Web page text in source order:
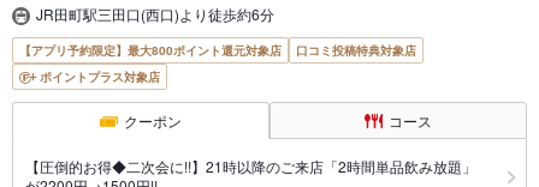
JR田町駅三田口(西口)より徒歩約6分
【アプリ予約限定】最大800ポイント還元対象店
口コミ投稿特典対象店
ポイントプラス対象店
クーポン コース
【圧倒的お得◆二次会に!!】21時以降のご来店「2時間単品飲み放題」